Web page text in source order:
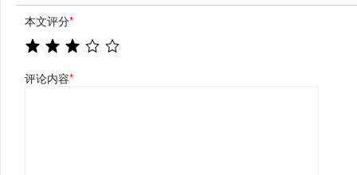
本文评分*
评论内容*